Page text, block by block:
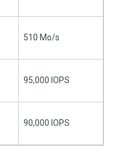
510 Mo/s
95,000 IOPS
90,000 IOPS